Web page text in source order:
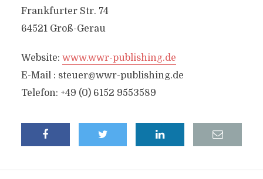
Frankfurter Str. 74
64521 Groß-Gerau
Website: www.wwr-publishing.de
E-Mail : steuer@wwr-publishing.de
Telefon: +49 (0) 6152 9553589